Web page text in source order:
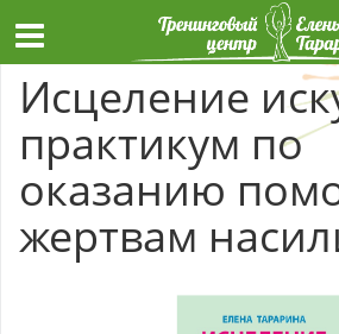
Исцеление
практикум по
оказанию
жертвам